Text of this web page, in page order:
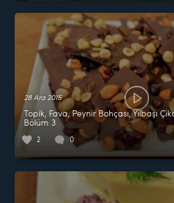
28 Ara 2015
Topik, Fava, Peynir Bohçası, Yılbaşı
Bölüm 3
2 0